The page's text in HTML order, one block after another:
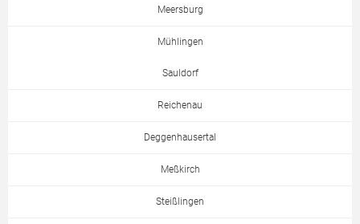
Meersburg
Mühlingen
Sauldorf
Reichenau
Deggenhausertal
Meßkirch
Steißlingen